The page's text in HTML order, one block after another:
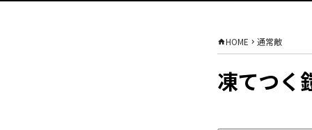
HOME 通常敵
凍てつく